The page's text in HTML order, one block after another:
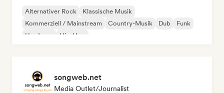
Alternativer Rock
Klassische Musik
Kommerziell / Mainstream
Country-Musik Dub
Funk
Hardcore
Hip-Hop
songweb.net
Media Outlet/Journalist